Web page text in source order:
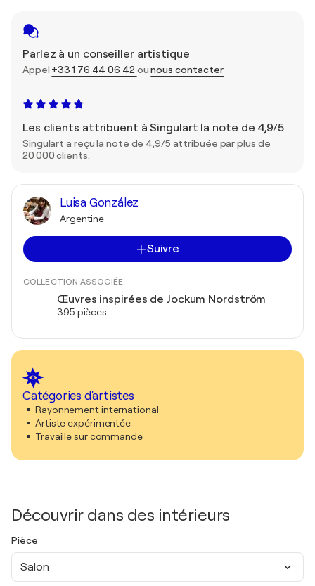
Parlez à un conseiller artistique
Appel +33 1 76 44 06 42 ounous contacter
Les clients attribuent à Singulart la note de 4,9/5
Singulart a reçu la note de 4,9/5 attribuée par plus de
20 000 clients.
Luisa González
Argentine
Suivre
COLLECTION ASSOCIÉE
Œuvres inspirées de Jockum Nordström
395 pièces
Catégories d'artistes
Rayonnement international
Artiste expérimentée
Travaille sur commande
Découvrir dans des intérieurs
Pièce
Salon